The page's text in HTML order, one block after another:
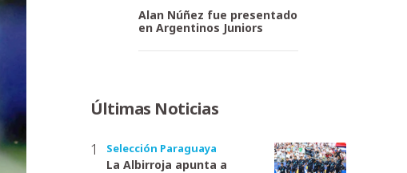
Alan Núñez fue presentado
en Argentinos Juniors
Últimas Noticias
Selección Paraguaya
La Albirroja apunta a